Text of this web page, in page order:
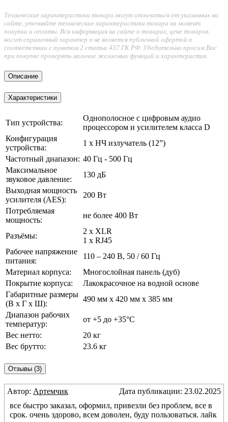
Технические характеристики товара могут отличаться от указанных на
сайте, уточняйте технические характеристики товара на момент
покупки и оплаты. Вся информация на сайте о товарах, цене товаров,
носит справочный характер и не является публичной офертой в
соответствии с пунктом 2 статьи 437 ГК РФ. Убедительно просим Вас
при покупке проверять наличие желаемых функций и характеристик.
Описание
Характеристики
Тип устройства:
Однополосное с цифровым аудио
процессором и усилителем класса D
Конфигурация
устройства:
1 х НЧ излучатель (12”)
Частотный диапазон: 40 Гц - 500 Гц
Максимальное
звуковое давление:
130 дБ
Выходная мощность
усилителя (AES):
200 Вт
Потребляемая
мощность:
не более 400 Вт
Разъёмы:
2 х XLR
1 х RJ45
Рабочее напряжение
питания:
110 – 240 В, 50 / 60 Гц
Материал корпуса:
Многослойная панель (дуб)
Покрытие корпуса:
Лакокрасочное на водной основе
Габаритные размеры
(В х Г х Ш):
490 мм х 420 мм х 385 мм
Диапазон рабочих
температур:
от +5 до +35°С
Вес нетто:
20 кг
Вес брутто:
23.6 кг
Отзывы (3)
Автор: Артемчик
Дата публикации: 23.02.2025
все быстро заказал, оформил, привезли без проблем, все в
срок. очень здорово, всем доволен, буду пользоваться. лайк